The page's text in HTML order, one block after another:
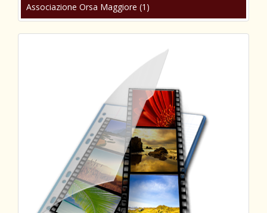
Associazione Orsa Maggiore (1)